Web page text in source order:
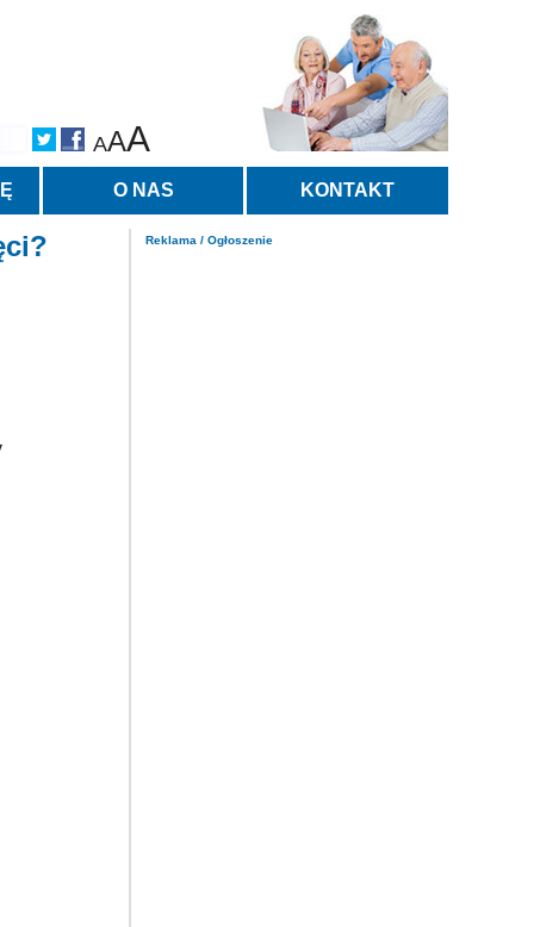
AAA
O NAS KONTAKT
Reklama / Ogłoszenie